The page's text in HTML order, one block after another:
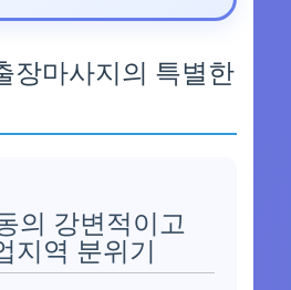
장마사지의 특별한
의 강변적이고
지역 분위기